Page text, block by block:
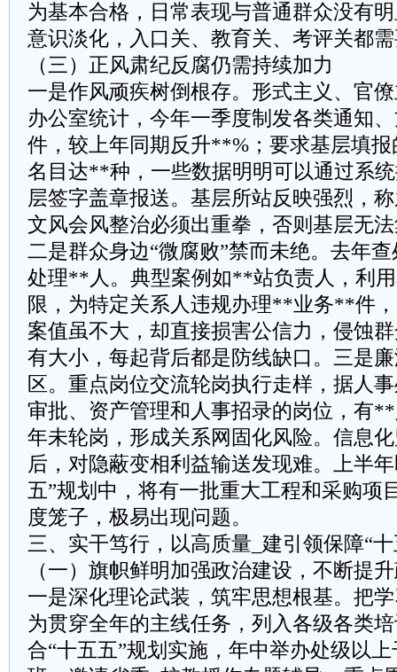
为基本合格，日常表现与普通群众没有
意识淡化，入口关、教育关、考评关都
（三）正风肃纪反腐仍需持续加力
一是作风顽疾树倒根存。形式主义、官
办公室统计，今年一季度制发各类通知
件，较上年同期反升**%；要求基层填
名目达**种，一些数据明明可以通过系
层签字盖章报送。基层所站反映强烈，
文风会风整治必须出重拳，否则基层无
二是群众身边“微腐败”禁而未绝。去年
处理**人。典型案例如**站负责人，利
限，为特定关系人违规办理**业务**件
案值虽不大，却直接损害公信力，侵蚀
有大小，每起背后都是防线缺口。三是
区。重点岗位交流轮岗执行走样，据人
审批、资产管理和人事招录的岗位，有
年未轮岗，形成关系网固化风险。信息
后，对隐蔽变相利益输送发现难。上半
五”规划中，将有一批重大工程和采购项
度笼子，极易出现问题。
三、实干笃行，以高质量_建引领保障“
（一）旗帜鲜明加强政治建设，不断提
一是深化理论武装，筑牢思想根基。把
为贯穿全年的主线任务，列入各级各类
合“十五五”规划实施，年中举办处级以